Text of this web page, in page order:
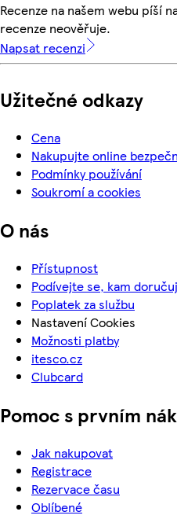
Recenze na našem webu píší
recenze neověřuje.
Napsat recenzi
Užitečné odkazy
Cena
Nakupujte online
Podmínky používání
Soukromí a cookies
O nás
Přístupnost
Podívejte se, kam
Poplatek za službu
Nastavení Cookies
Možnosti platby
itesco.cz
Clubcard
Pomoc s prvním
Jak nakupovat
Registrace
Rezervace času
Oblíbené